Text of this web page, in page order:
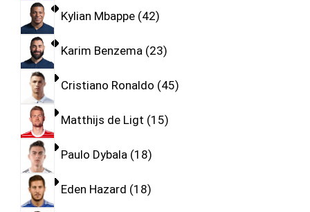
Kylian Mbappe 42
Karim Benzema 23
Cristiano Ronaldo 45
Matthijs de Ligt 15
Paulo Dybala 18
Eden Hazard 18